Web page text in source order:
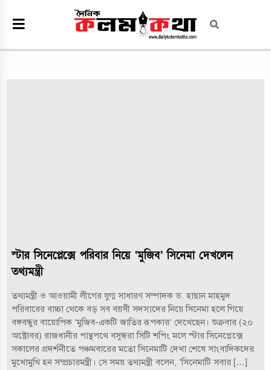
স্টার সিনেপ্লেক্সে পরিবার নিয়ে ‘মুজিব’ সিনেমা দেখলেন
তথ্যমন্ত্রী
তথ্যমন্ত্রী ও আওয়ামী লীগের যুগ্ম সাধারণ সম্পাদক ড. হাছান মাহমুদ
পরিবারের বাচ্চা থেকে বড় সব বয়সী সদস্যদের নিয়ে সিনেমা হলে গিয়ে
বঙ্গবন্ধুর বায়োপিক ‘মুজিব-একটি জাতির রূপকার’ দেখেছেন। শুক্রবার (২০
অক্টোবর) রাজধানীর পান্থপথে বসুন্ধরা সিটি শপিং মলে স্টার সিনেপ্লেক্সে
সকালের প্রদর্শনীতে পঞ্চমবারের মতো সিনেমাটি দেখা শেষে সাংবাদিকদের
মুখোমুখি হন সম্প্রচারমন্ত্রী। সে সময় তথ্যমন্ত্রী বলেন, ‘সিনেমাটি সবার […]